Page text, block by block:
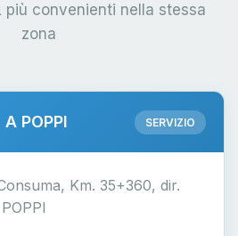
più convenienti nella stessa
zona
POPPI SERVIZIO
Km. 35+360, dir.